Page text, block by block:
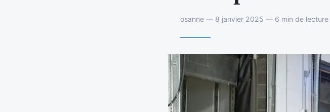
osanne — 8 janvier 2025 — 6 min de lecture